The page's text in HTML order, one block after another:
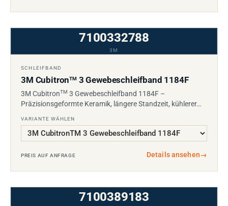
7100332788
3M
SCHLEIFBAND
3M CubitronTM3 Gewebeschleifband 1184F
3M CubitronTM 3 Gewebeschleifband 1184F –
Präzisionsgeformte Keramik, längere Standzeit, kühlerer…
VARIANTE WÄHLEN
PREIS AUF ANFRAGE Details ansehen→
7100389183